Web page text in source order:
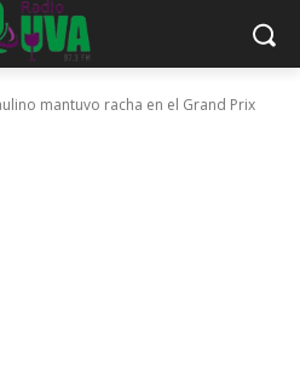
mantuvo racha en el Grand Prix